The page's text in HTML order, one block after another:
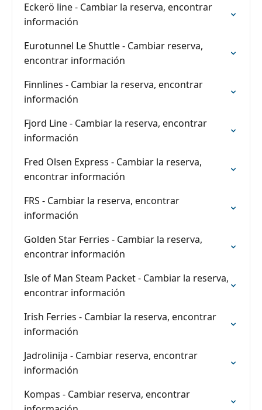
Eckerö line - Cambiar la reserva, encontrar
información
Eurotunnel Le Shuttle - Cambiar reserva,
encontrar información
Finnlines - Cambiar la reserva, encontrar
información
Fjord Line - Cambiar la reserva, encontrar
información
Fred Olsen Express - Cambiar la reserva,
encontrar información
FRS - Cambiar la reserva, encontrar
información
Golden Star Ferries - Cambiar la reserva,
encontrar información
Isle of Man Steam Packet - Cambiar la reserva,
encontrar información
Irish Ferries - Cambiar la reserva, encontrar
información
Jadrolinija - Cambiar reserva, encontrar
información
Kompas - Cambiar reserva, encontrar